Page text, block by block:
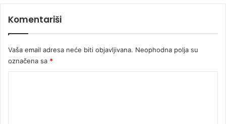
i
t
e
v
o
Komentariši
Vaša email adresa neće biti objavljivana. Neophodna polja su
označena sa *